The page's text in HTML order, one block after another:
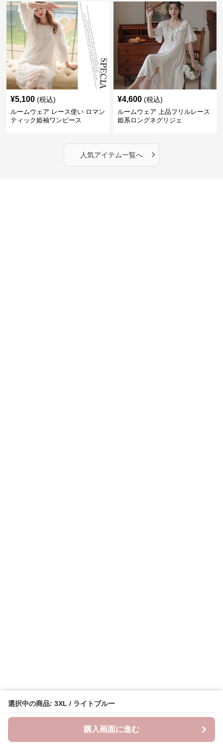
選択中の商品: 3XL / ライトブルー
購入画面に進む
¥5,100 (税込)
ルームウェア レース使い ロマン
ティック姫袖ワンピース
¥4,600 (税込)
ルームウェア 上品フリルレース
姫系ロングネグリジェ
人気アイテム一覧へ ›